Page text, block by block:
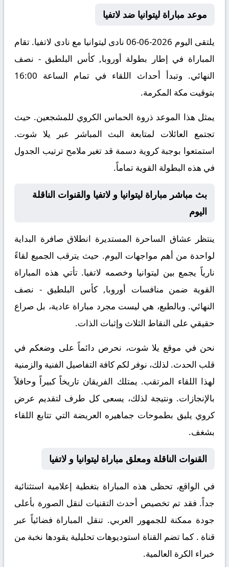
موعد مباراة ليتوانيا ضد لاتفيا
يلتقى اليوم 2026-06-06 نادى ليتوانيا مع نادى لاتفيا. تقام
المباراة في إطار بطولة أوروبا, كأس البلطيق - نصف
النهائي. وتبدأ أحداث اللقاء في تمام الساعة 16:00
بتوقيت مكة المكرمة.
يمثل هذا الموعد ذروة الحماس الكروي للمشجعين. حيث
تجتمع العائلات لمتابعة البث المباشر عبر يلا شوت.
استمتعوا بوجبة كروية دسمة قد تغير ملامح ترتيب الجدول
في هذه البطولة القوية تماماً.
بث مباشر مباراة ليتوانيا و لاتفيا والقنوات الناقلة
اليوم
ينتظر عشاق الساحرة المستديرة انطلاق صافرة البداية
لواحدة من أهم مواجهات اليوم. حيث يترقب الجميع لقاءً
نارياً يجمع بين ليتوانيا وخصمه لاتفيا. تأتي هذه المباراة
القوية ضمن منافسات أوروبا, كأس البلطيق - نصف
النهائي. وبالطبع، هي ليست مجرد مباراة عادية، بل صراع
حقيقي على النقاط الثلاث وإثبات الذات.
نحن في موقع يلا شوت، نحرص دائماً على وضعكم في
قلب الحدث. لذلك، نوفر لكم كافة التفاصيل الفنية والزمنية
لهذا اللقاء المرتقب. يمتلك الفريقان تاريخاً كبيراً وحافلاً
بالإنجازات. ونتيجة لذلك، يسعى كل طرف لتقديم عرض
كروي يليق بطموحات جماهيره العريضة التي تتابع اللقاء
بشغف.
القنوات الناقلة ومعلق مباراة ليتوانيا و لاتفيا
في الواقع، تحظى هذه المباراة بتغطية إعلامية استثنائية
جداً. فقد تم تخصيص أحدث التقنيات لنقل الصورة بأعلى
جودة ممكنة للجمهور العربي. تنقل المباراة فضائياً عبر
قناة . كما تضم القناة استوديوهات تحليلية يقودها نخبة من
خبراء الكرة العالمية.